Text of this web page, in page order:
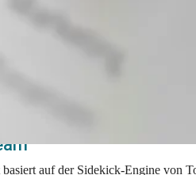
auf der Sidekick-Engine von